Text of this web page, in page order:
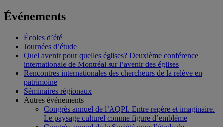
Événements
Écoles d’été
Journées d’étude
Quel avenir pour quelles églises? Deuxième conférence
internationale de Montréal sur l’avenir des églises
Rencontres internationales des chercheurs de la relève en
patrimoine
Séminaires régionaux
Autres événements
Congrès annuel de l’AQPI. Entre repère et imaginaire.
Le paysage culturel comme figure d’emblème